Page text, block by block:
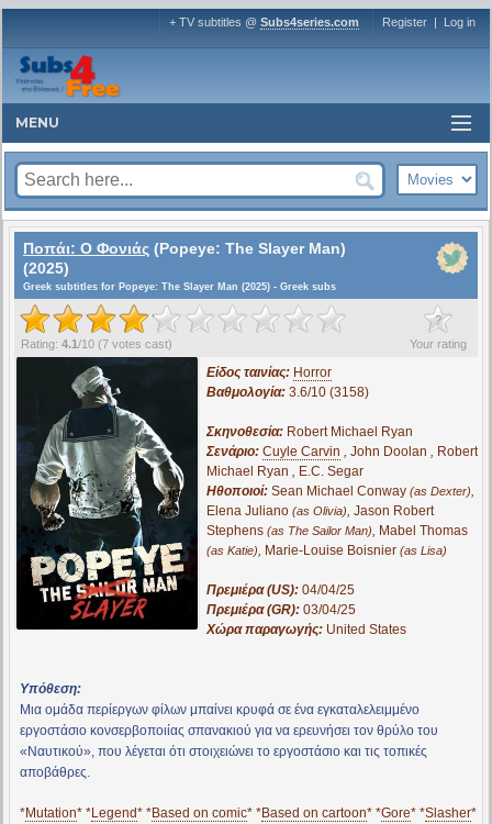
+ TV subtitles @ Subs4series.com Register | Log in
MENU
Ποπάι: Ο Φονιάς (Popeye: The Slayer Man)
(2025)
Greek subtitles for Popeye: The Slayer Man (2025) - Greek subs
?
Your rating
Rating: 4.1/10 (7 votes cast)
Είδος ταινίας: Horror
Βαθμολογία: 3.6/10 (3158)
Σκηνοθεσία: Robert Michael Ryan
Σενάριο: Cuyle Carvin , John Doolan , Robert
Michael Ryan , E.C. Segar
Ηθοποιοί: Sean Michael Conway (as Dexter),
Elena Juliano (as Olivia), Jason Robert
Stephens (as The Sailor Man), Mabel Thomas
(as Katie), Marie-Louise Boisnier (as Lisa)
Πρεμιέρα (US): 04/04/25
Πρεμιέρα (GR): 03/04/25
Χώρα παραγωγής: United States
Υπόθεση:
Μια ομάδα περίεργων φίλων μπαίνει κρυφά σε ένα εγκαταλελειμμένο
εργοστάσιο κονσερβοποιίας σπανακιού για να ερευνήσει τον θρύλο του
«Ναυτικού», που λέγεται ότι στοιχειώνει το εργοστάσιο και τις τοπικές
αποβάθρες.
*Mutation* *Legend* *Based on comic* *Based on cartoon* *Gore* *Slasher*